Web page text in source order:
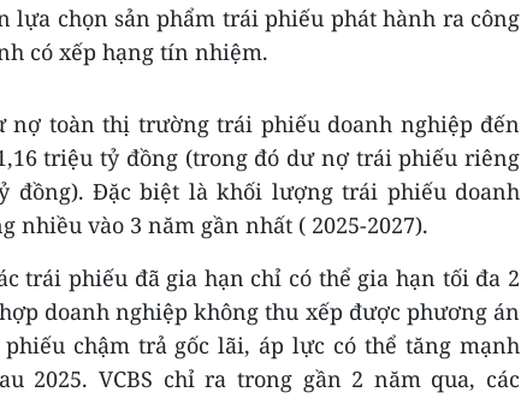
lựa chọn sản phẩm trái phiếu phát hành ra công
có xếp hạng tín nhiệm.
nợ toàn thị trường trái phiếu doanh nghiệp đến
triệu tỷ đồng (trong đó dư nợ trái phiếu riêng
đồng). Đặc biệt là khối lượng trái phiếu doanh
nhiều vào 3 năm gần nhất ( 2025-2027).
trái phiếu đã gia hạn chỉ có thể gia hạn tối đa 2
doanh nghiệp không thu xếp được phương án
chậm trả gốc lãi, áp lực có thể tăng mạnh
2025. VCBS chỉ ra trong gần 2 năm qua, các